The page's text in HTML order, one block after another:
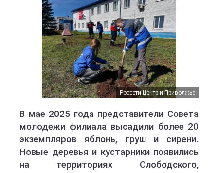
Россети Центр и Приволжье
В мае 2025 года представители Совета
молодежи филиала высадили более 20
экземпляров яблонь, груш и сирени.
Новые деревья и кустарники появились
на территориях Слободского,